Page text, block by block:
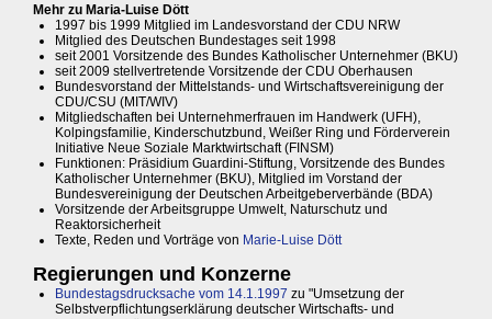
Mehr zu Maria-Luise Dött
1997 bis 1999 Mitglied im Landesvorstand der CDU NRW
Mitglied des Deutschen Bundestages seit 1998
seit 2001 Vorsitzende des Bundes Katholischer Unternehmer (BKU)
seit 2009 stellvertretende Vorsitzende der CDU Oberhausen
Bundesvorstand der Mittelstands- und Wirtschaftsvereinigung der
CDU/CSU (MIT/WIV)
Mitgliedschaften bei Unternehmerfrauen im Handwerk (UFH),
Kolpingsfamilie, Kinderschutzbund, Weißer Ring und Förderverein
Initiative Neue Soziale Marktwirtschaft (FINSM)
Funktionen: Präsidium Guardini-Stiftung, Vorsitzende des Bundes
Katholischer Unternehmer (BKU), Mitglied im Vorstand der
Bundesvereinigung der Deutschen Arbeitgeberverbände (BDA)
Vorsitzende der Arbeitsgruppe Umwelt, Naturschutz und
Reaktorsicherheit
Texte, Reden und Vorträge von Marie-Luise Dött
Regierungen und Konzerne
Bundestagsdrucksache vom 14.1.1997 zu "Umsetzung der
Selbstverpflichtungserklärung deutscher Wirtschafts- und